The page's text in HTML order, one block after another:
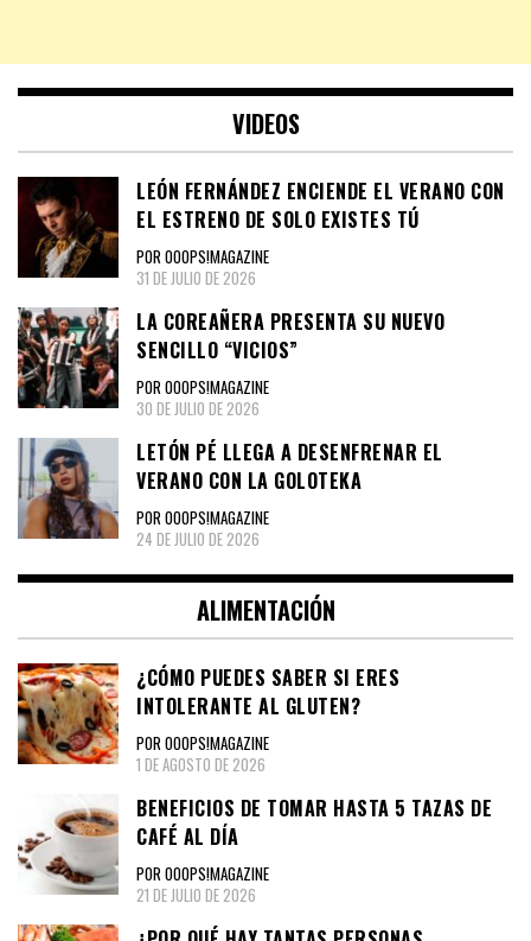
VIDEOS
LEÓN FERNÁNDEZ ENCIENDE EL VERANO CON
EL ESTRENO DE SOLO EXISTES TÚ
POR OOOPS!MAGAZINE
31 DE JULIO DE 2026
LA COREAÑERA PRESENTA SU NUEVO
SENCILLO “VICIOS”
POR OOOPS!MAGAZINE
30 DE JULIO DE 2026
LETÓN PÉ LLEGA A DESENFRENAR EL
VERANO CON LA GOLOTEKA
POR OOOPS!MAGAZINE
24 DE JULIO DE 2026
ALIMENTACIÓN
¿CÓMO PUEDES SABER SI ERES
INTOLERANTE AL GLUTEN?
POR OOOPS!MAGAZINE
1 DE AGOSTO DE 2026
BENEFICIOS DE TOMAR HASTA 5 TAZAS DE
CAFÉ AL DÍA
POR OOOPS!MAGAZINE
21 DE JULIO DE 2026